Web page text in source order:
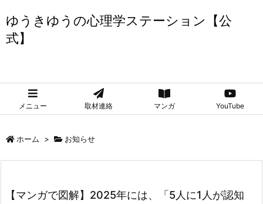
ゆうきゆうの心理学ステーション【公
式】
メニュー 取材連絡 マンガ YouTube
ホーム > お知らせ
【マンガで図解】2025年には、「5人に1人が認知